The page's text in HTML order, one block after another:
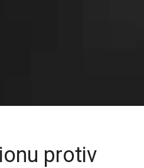
protiv